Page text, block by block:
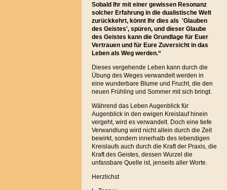
Sobald Ihr mit einer gewissen Resonanz
solcher Erfahrung in die dualistische Welt
zurückkehrt, könnt Ihr dies als 'Glauben
des Geistes', spüren, und dieser Glaube
des Geistes kann die Grundlage für Euer
Vertrauen und für Eure Zuversicht in das
Leben als Weg werden.“
Dieses vergehende Leben kann durch die
Übung des Weges verwandelt werden in
eine wunderbare Blume und Frucht, die den
neuen Frühling und Sommer mit sich bringt.
Während das Leben Augenblick für
Augenblick in den ewigen Kreislauf hinein
vergeht, wird es verwandelt. Doch eine tiefe
Verwandlung wird nicht allein durch die Zeit
bewirkt, sondern innerhalb des lebendigen
Kreislaufs auch durch die Kraft der Praxis, die
Kraft des Geistes, dessen Wurzel die
unfassbare Quelle ist, jenseits aller Worte.
Herzlichst